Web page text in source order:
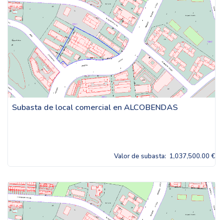
Subasta de local comercial en ALCOBENDAS
Valor de subasta: 1,037,500.00 €